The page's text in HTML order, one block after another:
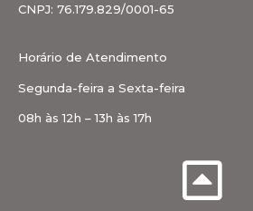
CNPJ: 76.179.829/0001-65
Horário de Atendimento
Segunda-feira a Sexta-feira
08h às 12h – 13h às 17h